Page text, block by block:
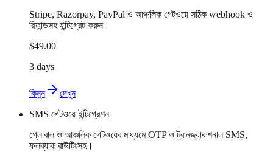
Stripe, Razorpay, PayPal ও আঞ্চলিক গেটওয়ে সঠিক webhook ও
রিফান্ডসহ ইন্টিগ্রেট করুন।
$49.00
3 days
কিনুন
দেখুন
SMS গেটওয়ে ইন্টিগ্রেশন
গ্লোবাল ও আঞ্চলিক গেটওয়ের মাধ্যমে OTP ও ট্রানজ্যাকশনাল SMS,
ফলব্যাক রাউটিংসহ।